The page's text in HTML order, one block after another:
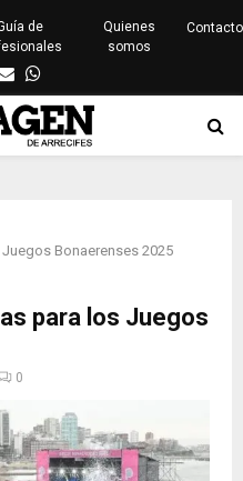
de
Quienes
somos
Contacto
EmailWhatsapp
Bonaerenses 2025
para los Juegos
0